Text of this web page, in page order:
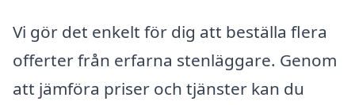
Vi gör det enkelt för dig att beställa flera
offerter från erfarna stenläggare. Genom
att jämföra priser och tjänster kan du